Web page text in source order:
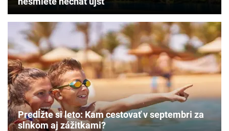
Predĺžte si leto: Kam cestovať v septembri za
slnkom aj zážitkami?